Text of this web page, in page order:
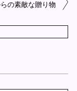
の素敵な贈り物